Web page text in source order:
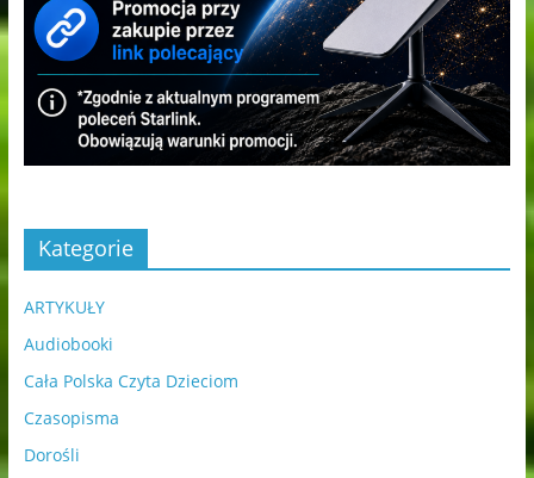
Kategorie
ARTYKUŁY
Audiobooki
Cała Polska Czyta Dzieciom
Czasopisma
Dorośli